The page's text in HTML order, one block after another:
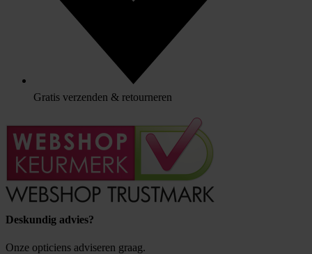
Gratis verzenden & retourneren
Deskundig advies?
Onze opticiens adviseren graag.